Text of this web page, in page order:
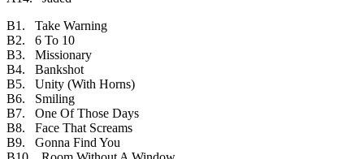
B1. Take Warning
B2. 6 To 10
B3. Missionary
B4. Bankshot
B5. Unity (With Horns)
B6. Smiling
B7. One Of Those Days
B8. Face That Screams
B9. Gonna Find You